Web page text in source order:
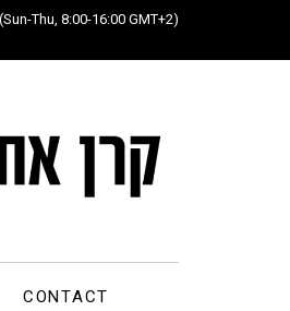
Thu, 8:00-16:00 GMT+2)
CONTACT